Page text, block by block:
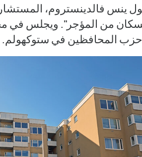
ينس فالدينستروم،
من المؤجر". ويجلس في
حزب المحافظين في ستوكهولم.